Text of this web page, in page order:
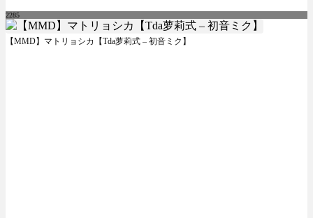
2285
【MMD】マトリョシカ【Tda萝莉式 – 初音ミク】